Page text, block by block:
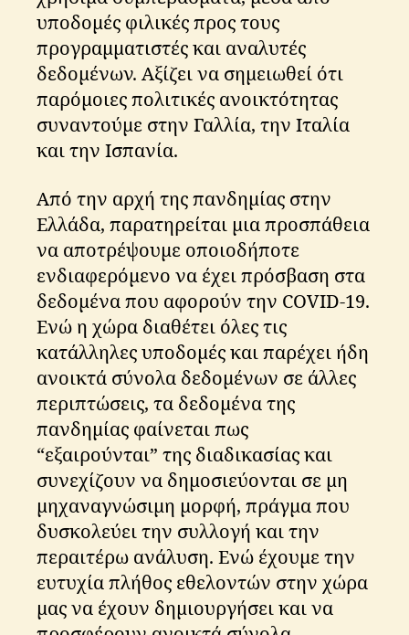
υποδομές φιλικές προς τους
προγραμματιστές και αναλυτές
δεδομένων. Αξίζει να σημειωθεί ότι
παρόμοιες πολιτικές ανοικτότητας
συναντούμε στην Γαλλία, την Ιταλία
και την Ισπανία.
Από την αρχή της πανδημίας στην
Ελλάδα, παρατηρείται μια προσπάθεια
να αποτρέψουμε οποιοδήποτε
ενδιαφερόμενο να έχει πρόσβαση στα
δεδομένα που αφορούν την COVID-19.
Ενώ η χώρα διαθέτει όλες τις
κατάλληλες υποδομές και παρέχει ήδη
ανοικτά σύνολα δεδομένων σε άλλες
περιπτώσεις, τα δεδομένα της
πανδημίας φαίνεται πως
“εξαιρούνται” της διαδικασίας και
συνεχίζουν να δημοσιεύονται σε μη
μηχαναγνώσιμη μορφή, πράγμα που
δυσκολεύει την συλλογή και την
περαιτέρω ανάλυση. Ενώ έχουμε την
ευτυχία πλήθος εθελοντών στην χώρα
μας να έχουν δημιουργήσει και να